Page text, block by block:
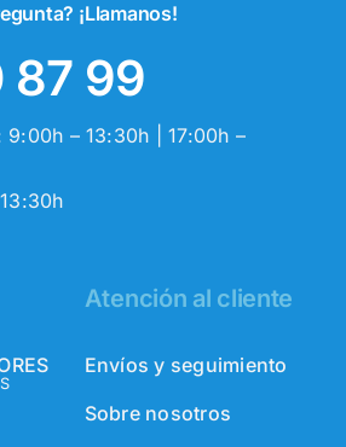
¡Llamanos!
87 99
– 13:30h | 17:00h –
Atención al cliente
Envíos y seguimiento
Sobre nosotros